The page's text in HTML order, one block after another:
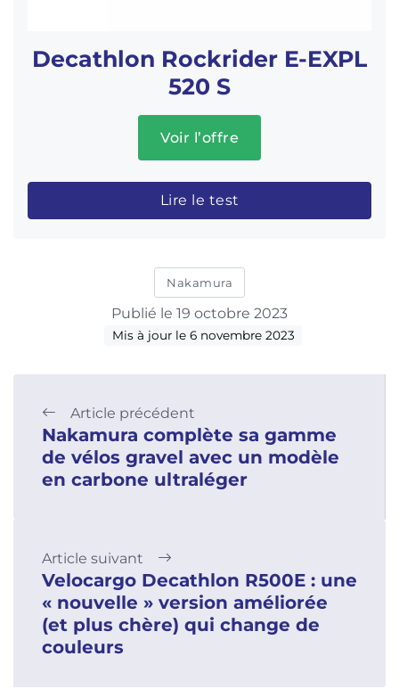
Decathlon Rockrider E-EXPL
520 S
Voir l’offre
Lire le test
Nakamura
Publié le 19 octobre 2023
Mis à jour le 6 novembre 2023
Article précédent
Nakamura complète sa gamme
de vélos gravel avec un modèle
en carbone ultraléger
Article suivant
Velocargo Decathlon R500E : une
« nouvelle » version améliorée
(et plus chère) qui change de
couleurs